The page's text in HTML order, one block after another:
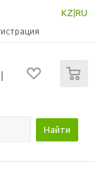
KZ RU
Найти